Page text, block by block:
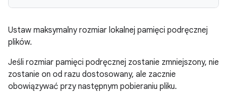
Ustaw maksymalny rozmiar lokalnej pamięci podręcznej
plików.
Jeśli rozmiar pamięci podręcznej zostanie zmniejszony, nie
zostanie on od razu dostosowany, ale zacznie
obowiązywać przy następnym pobieraniu pliku.